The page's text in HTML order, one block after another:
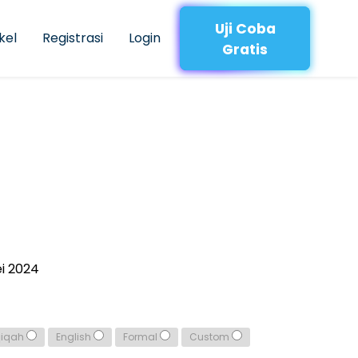
Registrasi Login
Uji Coba
Gratis
2024
English Formal Custom